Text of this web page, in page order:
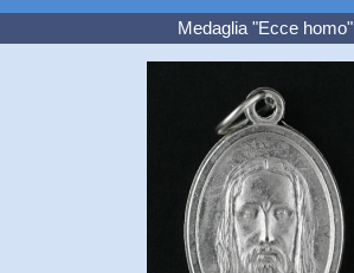
Medaglia "Ecce homo"